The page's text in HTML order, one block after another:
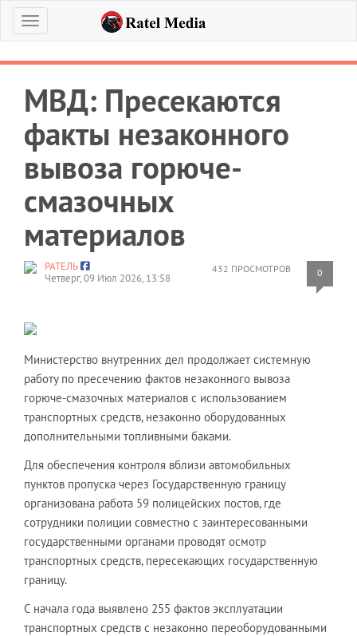
Меню
МВД: Пресекаются
факты незаконного
вывоза горюче-
смазочных
материалов
432 ПРОСМОТРОВ 0
РАТЕЛЬ
Четверг, 09 Июл 2026, 13:58
Министерство внутренних дел продолжает системную
работу по пресечению фактов незаконного вывоза
горюче-смазочных материалов с использованием
транспортных средств, незаконно оборудованных
дополнительными топливными баками.
Для обеспечения контроля вблизи автомобильных
пунктов пропуска через Государственную границу
организована работа 59 полицейских постов, где
сотрудники полиции совместно с заинтересованными
государственными органами проводят осмотр
транспортных средств, пересекающих государственную
границу.
С начала года выявлено 255 фактов эксплуатации
транспортных средств с незаконно переоборудованными